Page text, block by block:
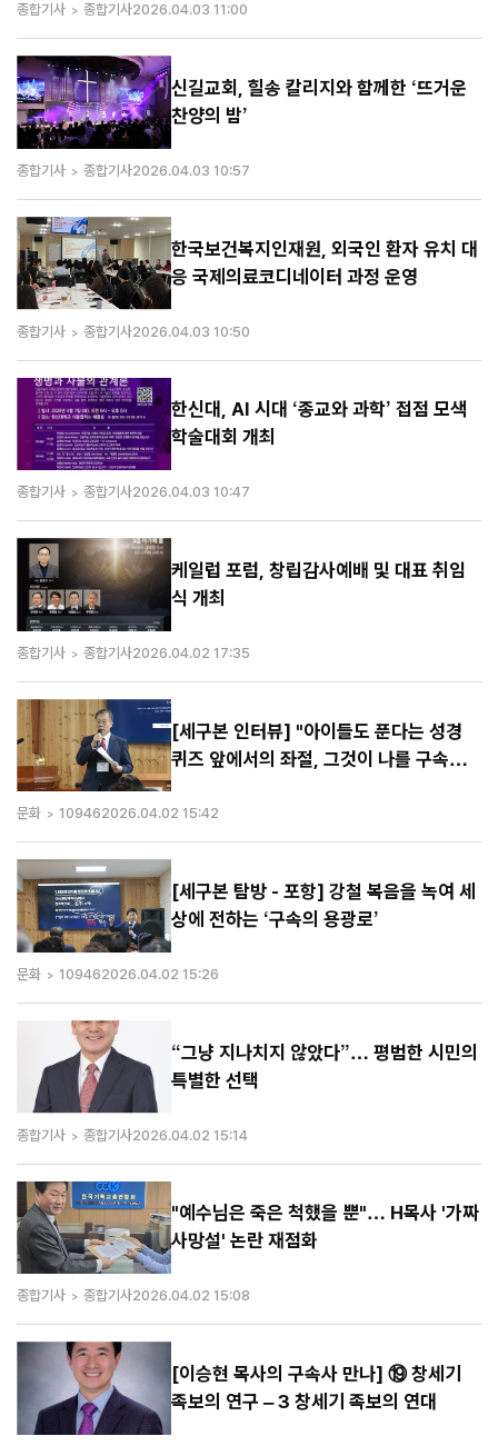
종합기사 종합기사2026.04.03 11:00
신길교회, 힐송 칼리지와 함께한 ‘뜨거운
찬양의 밤’
종합기사 종합기사2026.04.03 10:57
한국보건복지인재원, 외국인 환자 유치 대
응 국제의료코디네이터 과정 운영
종합기사 종합기사2026.04.03 10:50
한신대, AI 시대 ‘종교와 과학’ 접점 모색
학술대회 개최
종합기사 종합기사2026.04.03 10:47
케일럽 포럼, 창립감사예배 및 대표 취임
식 개최
종합기사 종합기사2026.04.02 17:35
[세구본 인터뷰] "아이들도 푼다는 성경
퀴즈 앞에서의 좌절, 그것이 나를 구속사
문화 109462026.04.02 15:42
[세구본 탐방 - 포항] 강철 복음을 녹여 세
상에 전하는 ‘구속의 용광로’
문화 109462026.04.02 15:26
“그냥 지나치지 않았다”… 평범한 시민의
특별한 선택
종합기사 종합기사2026.04.02 15:14
"예수님은 죽은 척했을 뿐"… H목사 '가짜
사망설' 논란 재점화
종합기사 종합기사2026.04.02 15:08
[이승현 목사의 구속사 만나] ⑲ 창세기
족보의 연구 – 3 창세기 족보의 연대